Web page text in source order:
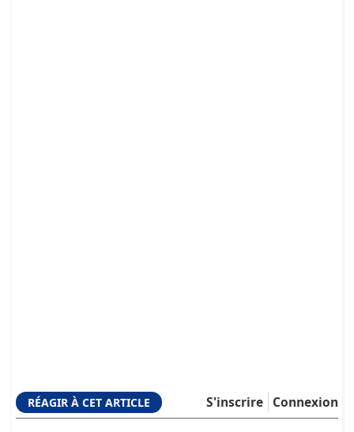
RÉAGIR À CET ARTICLE Connexion
S'inscrire